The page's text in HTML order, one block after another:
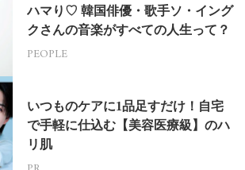
ハマり♡ 韓国俳優・歌手ソ・イング
クさんの音楽がすべての人生って？
PEOPLE
いつものケアに1品足すだけ！自宅
で手軽に仕込む【美容医療級】のハ
リ肌